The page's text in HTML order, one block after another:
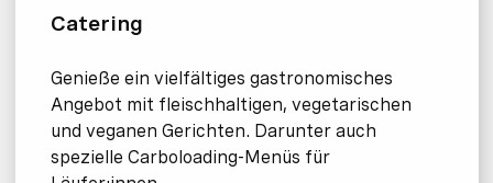
Catering
Genieße ein vielfältiges gastronomisches
Angebot mit fleischhaltigen, vegetarischen
und veganen Gerichten. Darunter auch
spezielle Carboloading-Menüs für